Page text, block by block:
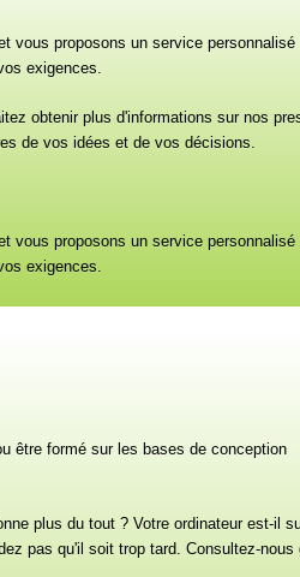
vous proposons un service personnalisé
exigences.
obtenir plus d'informations sur nos
de vos idées et de vos décisions.
vous proposons un service personnalisé
exigences.
être formé sur les bases de conception
plus du tout ? Votre ordinateur est-il
pas qu'il soit trop tard. Consultez-nous